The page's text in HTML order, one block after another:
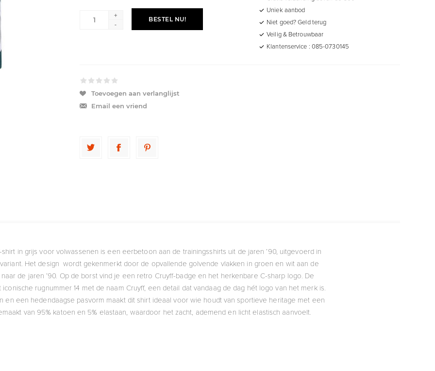
+
-
BESTEL NU!
Uniek aanbod
Niet goed? Geld terug
Veilig & Betrouwbaar
Klantenservice : 085-0730145
Toevoegen aan verlanglijst
Email een vriend
in grijs voor volwassenen is een eerbetoon aan de trainingsshirts uit de jaren ’90, uitgevoerd in
Het design wordt gekenmerkt door de opvallende golvende vlakken in groen en wit aan de
de jaren ’90. Op de borst vind je een retro Cruyff-badge en het herkenbare C-sharp logo. De
rugnummer 14 met de naam Cruyff, een detail dat vandaag de dag hét logo van het merk is.
en een hedendaagse pasvorm maakt dit shirt ideaal voor wie houdt van sportieve heritage met een
van 95% katoen en 5% elastaan, waardoor het zacht, ademend en licht elastisch aanvoelt.